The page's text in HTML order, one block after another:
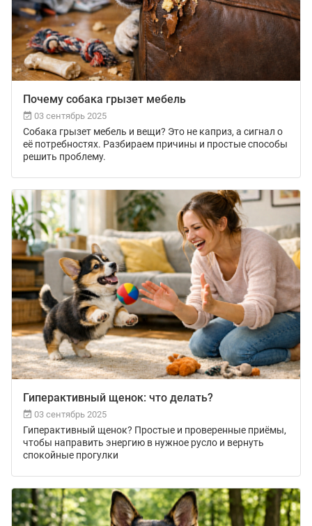
Почему собака грызет мебель
03 сентябрь 2025
Собака грызет мебель и вещи? Это не каприз, а сигнал о
её потребностях. Разбираем причины и простые способы
решить проблему.
Гиперактивный щенок: что делать?
03 сентябрь 2025
Гиперактивный щенок? Простые и проверенные приёмы,
чтобы направить энергию в нужное русло и вернуть
спокойные прогулки